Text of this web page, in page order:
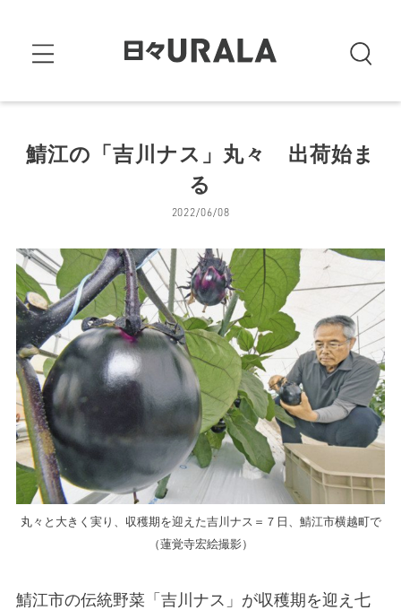
鯖江の「吉川ナス」丸々 出荷始ま
る
2022/06/08
丸々と大きく実り、収穫期を迎えた吉川ナス＝７日、鯖江市横越町で
（蓮覚寺宏絵撮影）
鯖江市の伝統野菜「吉川ナス」が収穫期を迎え七